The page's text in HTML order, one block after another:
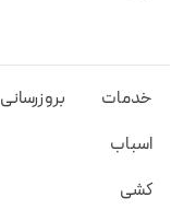
خدمات
اسباب
کشی
بروزرسانی